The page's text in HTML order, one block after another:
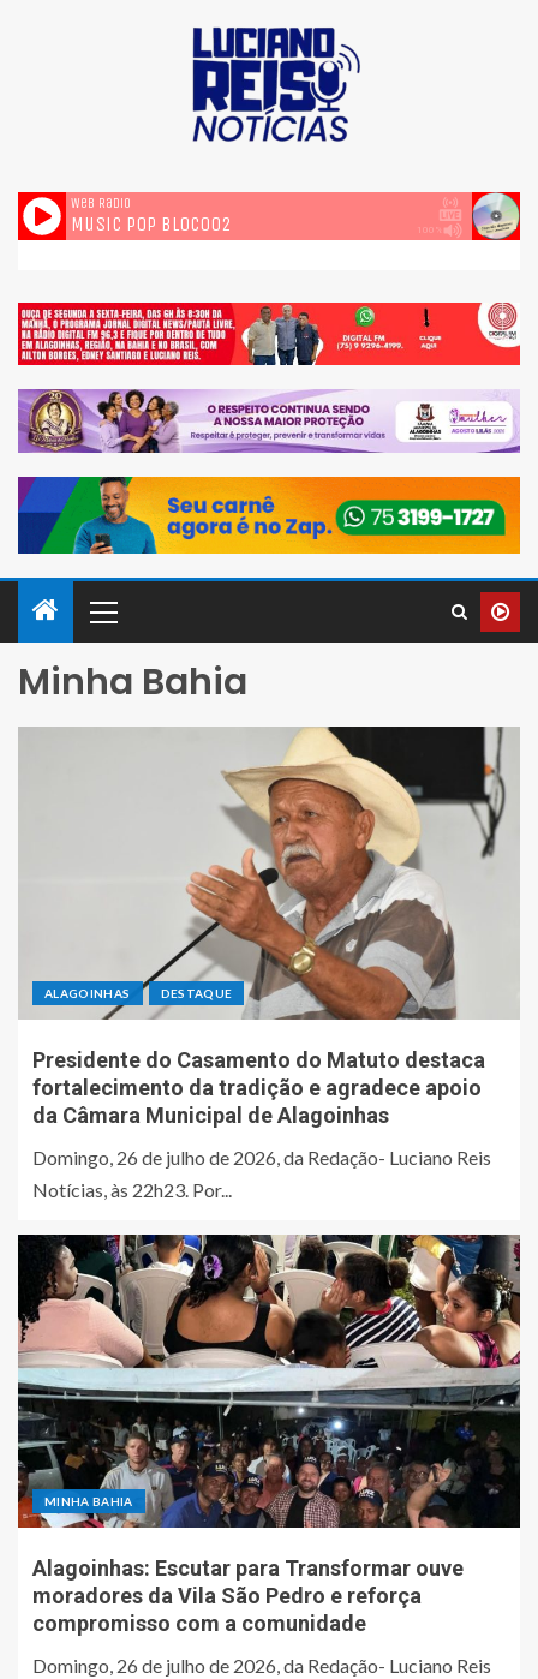
Minha Bahia
ALAGOINHAS DESTAQUE
Presidente do Casamento do Matuto destaca
fortalecimento da tradição e agradece apoio
da Câmara Municipal de Alagoinhas
Domingo, 26 de julho de 2026, da Redação- Luciano Reis
Notícias, às 22h23. Por...
MINHA BAHIA
Alagoinhas: Escutar para Transformar ouve
moradores da Vila São Pedro e reforça
compromisso com a comunidade
Domingo, 26 de julho de 2026, da Redação- Luciano Reis